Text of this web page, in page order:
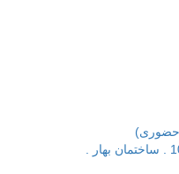
مازندران . آمل . نبش آفتاب 10 . ساختمان بهار .